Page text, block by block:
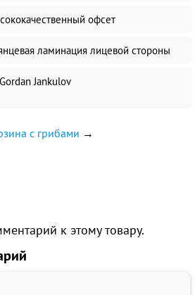
офсет
ламинация лицевой стороны
Jankulov
с грибами →
к этому товару.